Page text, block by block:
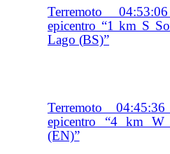
Terremoto
epicentro “1 km S
Lago (BS)”
Terremoto
epicentro “4 km W
(EN)”